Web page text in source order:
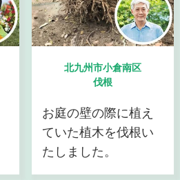
北九州市小倉南区
伐根
お庭の壁の際に植え
ていた植木を伐根い
たしました。